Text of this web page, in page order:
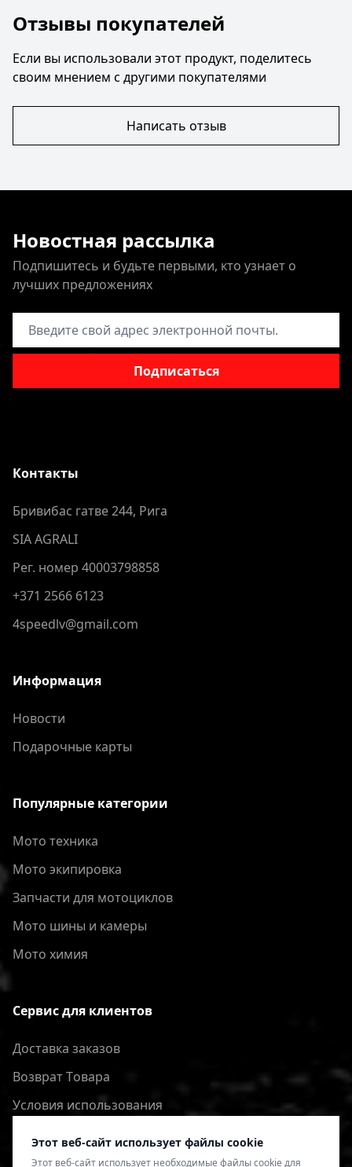
Этот веб-сайт использует файлы cookie
Этот веб-сайт использует необходимые файлы cookie для
Отзывы покупателей
Если вы использовали этот продукт, поделитесь
своим мнением с другими покупателями
Написать отзыв
Новостная рассылка
Подпишитесь и будьте первыми, кто узнает о
лучших предложениях
Адрес электронной почты
Подписаться
Контакты
Бривибас гатве 244, Рига
SIA AGRALI
Рег. номер 40003798858
+371 2566 6123
4speedlv@gmail.com
Информация
Новости
Подарочные карты
Популярные категории
Мото техника
Мото экипировка
Запчасти для мотоциклов
Мото шины и камеры
Мото химия
Сервис для клиентов
Доставка заказов
Bозврат Tовара
Условия использования
Политика конфиденциальности